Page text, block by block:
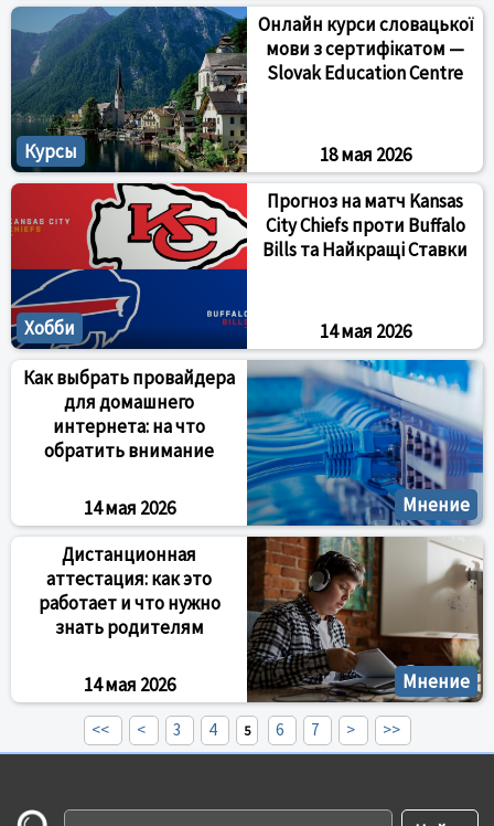
Курсы
Онлайн курси словацької
мови з сертифікатом —
Slovak Education Centre
18 мая 2026
Хобби
Прогноз на матч Kansas
City Chiefs проти Buffalo
Bills та Найкращі Ставки
14 мая 2026
Мнение
Как выбрать провайдера
для домашнего
интернета: на что
обратить внимание
14 мая 2026
Мнение
Дистанционная
аттестация: как это
работает и что нужно
знать родителям
14 мая 2026
<< < 3 4 5 6 7 > >>